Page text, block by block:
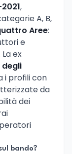
,
A, B,
Aree:
e
ex
degli
i profili con
da
dei
bando?